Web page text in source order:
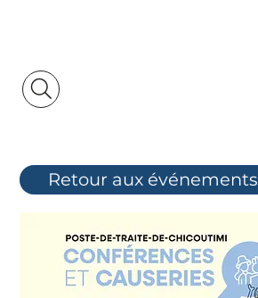
Retour aux événements